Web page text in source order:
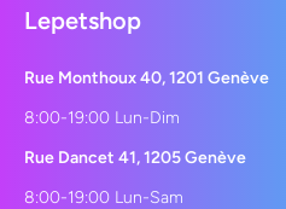
Lepetshop
Rue Monthoux 40, 1201 Genève
8:00-19:00 Lun-Dim
Rue Dancet 41, 1205 Genève
8:00-19:00 Lun-Sam